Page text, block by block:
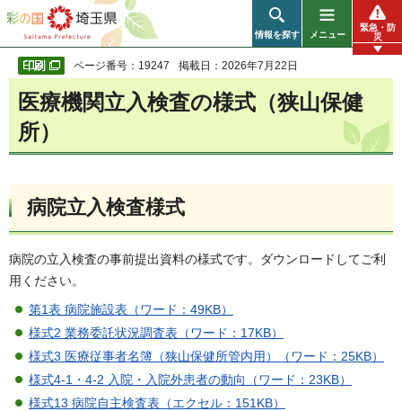
彩の国 埼玉県
情報を探す メニュー
緊急・防
災
ページ番号：19247 掲載日：2026年7月22日
医療機関立入検査の様式（狭山保健
所）
病院立入検査様式
病院の立入検査の事前提出資料の様式です。ダウンロードしてご利
用ください。
第1表 病院施設表（ワード：49KB）
様式2 業務委託状況調査表（ワード：17KB）
様式3 医療従事者名簿（狭山保健所管内用）（ワード：25KB）
様式4-1・4-2 入院・入院外患者の動向（ワード：23KB）
様式13 病院自主検査表（エクセル：151KB）